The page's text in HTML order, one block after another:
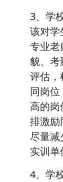
3、学
该对学
专业老
貌、考
评估，
同岗
高的
排激励
尽量
实训单
4、学